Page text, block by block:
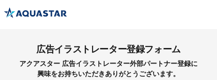
広告イラストレーター登録フォーム
アクアスター 広告イラストレーター外部パートナー登録に
興味をお持ちいただきありがとうございます。